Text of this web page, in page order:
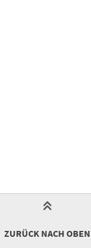
ZURÜCK NACH OBEN